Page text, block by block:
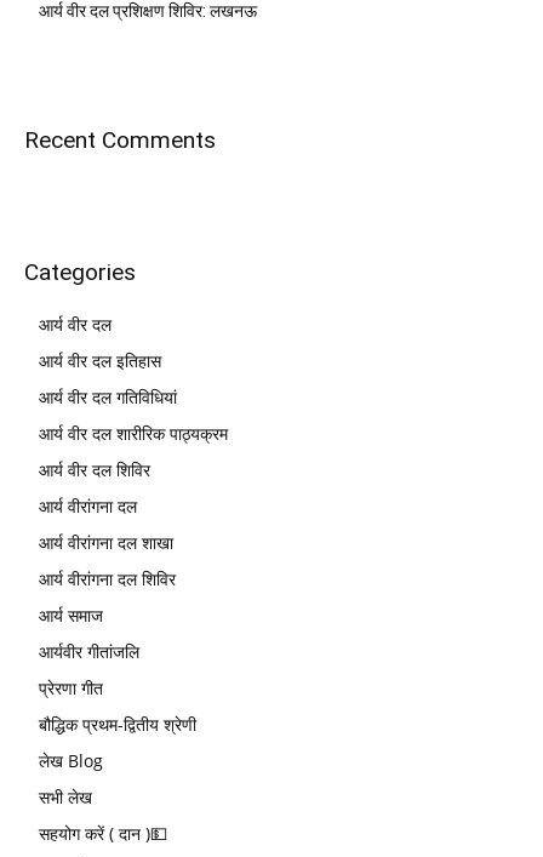
आर्य वीर दल प्रशिक्षण शिविर: लखनऊ
Recent Comments
Categories
आर्य वीर दल
आर्य वीर दल इतिहास
आर्य वीर दल गतिविधियां
आर्य वीर दल शारीरिक पाठ्यक्रम
आर्य वीर दल शिविर
आर्य वीरांगना दल
आर्य वीरांगना दल शाखा
आर्य वीरांगना दल शिविर
आर्य समाज
आर्यवीर गीतांजलि
प्रेरणा गीत
बौद्धिक प्रथम-द्वितीय श्रेणी
लेख Blog
सभी लेख
सहयोग करें ( दान )💵